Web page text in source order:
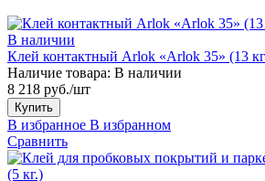
В наличии
Клей контактный Arlok «Arlok 35» (13
Наличие товара: В наличии
8 218 руб./шт
Купить
В избранное В избранном
Сравнить